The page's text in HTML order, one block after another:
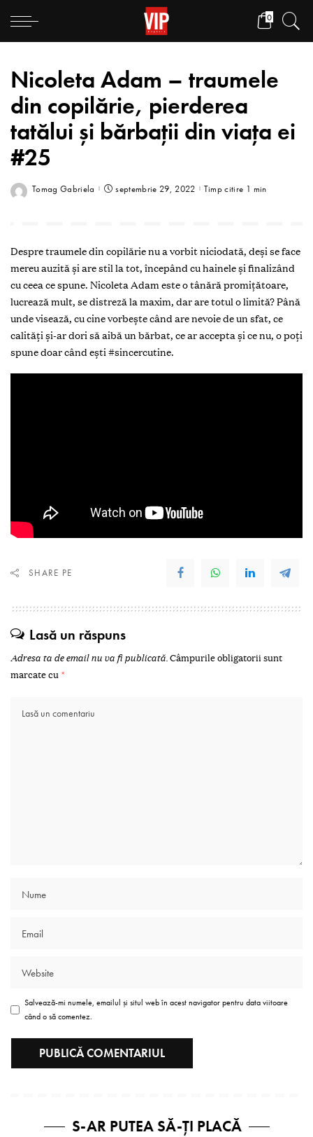
0
Nicoleta Adam – traumele
din copilărie, pierderea
tatălui și bărbații din viața ei
#25
Tomag Gabriela septembrie 29, 2022 Timp citire 1 min
Despre traumele din copilărie nu a vorbit niciodată, deși se face
mereu auzită și are stil la tot, începând cu hainele și finalizând
cu ceea ce spune. Nicoleta Adam este o tânără promițătoare,
lucrează mult, se distreză la maxim, dar are totul o limită? Până
unde visează, cu cine vorbește când are nevoie de un sfat, ce
calități și-ar dori să aibă un bărbat, ce ar accepta și ce nu, o poți
spune doar când ești #sincercutine.
SHARE PE
Lasă un răspuns
Adresa ta de email nu va fi publicată.Câmpurile obligatorii sunt
marcate cu *
Salvează-mi numele, emailul și situl web în acest navigator pentru data viitoare
când o să comentez.
S-AR PUTEA SĂ-ȚI PLACĂ